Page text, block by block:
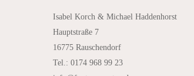
Isabel Korch & Michael Haddenhorst
Hauptstraße 7
16775 Rauschendorf
Tel.: 0174 968 99 23